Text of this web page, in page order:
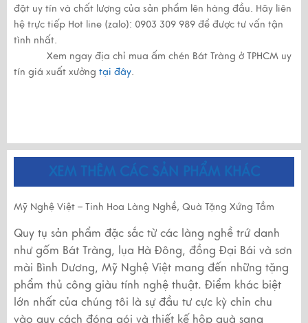
đặt uy tín và chất lượng của sản phẩm lên hàng đầu. Hãy liên
hệ trực tiếp Hot line (zalo): 0903 309 989 để được tư vấn tận
tình nhất.
Xem ngay địa chỉ mua ấm chén Bát Tràng ở TPHCM uy
tín giá xuất xưởng tại đây.
XEM THÊM CÁC SẢN PHẨM KHÁC
Mỹ Nghệ Việt – Tinh Hoa Làng Nghề, Quà Tặng Xứng Tầm
Quy tụ sản phẩm đặc sắc từ các làng nghề trứ danh
như gốm Bát Tràng, lụa Hà Đông, đồng Đại Bái và sơn
mài Bình Dương, Mỹ Nghệ Việt mang đến những tặng
phẩm thủ công giàu tính nghệ thuật. Điểm khác biệt
lớn nhất của chúng tôi là sự đầu tư cực kỳ chỉn chu
vào quy cách đóng gói và thiết kế hộp quà sang